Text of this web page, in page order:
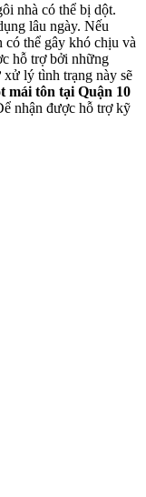
nhà có thể bị dột.
lâu ngày. Nếu
thể gây khó chịu và
hỗ trợ bởi những
lý tình trạng này sẽ
mái tôn tại Quận 10
nhận được hỗ trợ kỹ